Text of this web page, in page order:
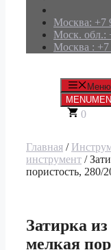
Москва: +7
Моск. обл.:
Москва : +7
Меню
MENU
0
Главная /
инструмент /
пористость, 280/
Затирка
мелкая